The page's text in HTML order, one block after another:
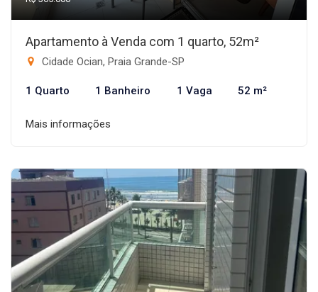
Apartamento à Venda com 1 quarto, 52m²
Cidade Ocian, Praia Grande-SP
1 Quarto 1 Banheiro 1 Vaga 52 m²
Mais informações